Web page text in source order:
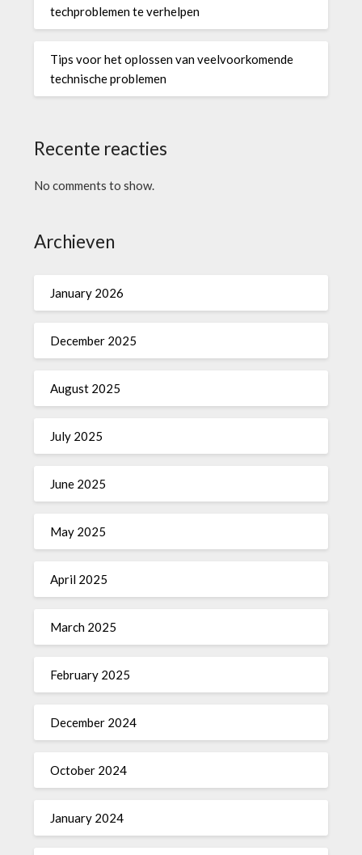
techproblemen te verhelpen
Tips voor het oplossen van veelvoorkomende
technische problemen
Recente reacties
No comments to show.
Archieven
January 2026
December 2025
August 2025
July 2025
June 2025
May 2025
April 2025
March 2025
February 2025
December 2024
October 2024
January 2024